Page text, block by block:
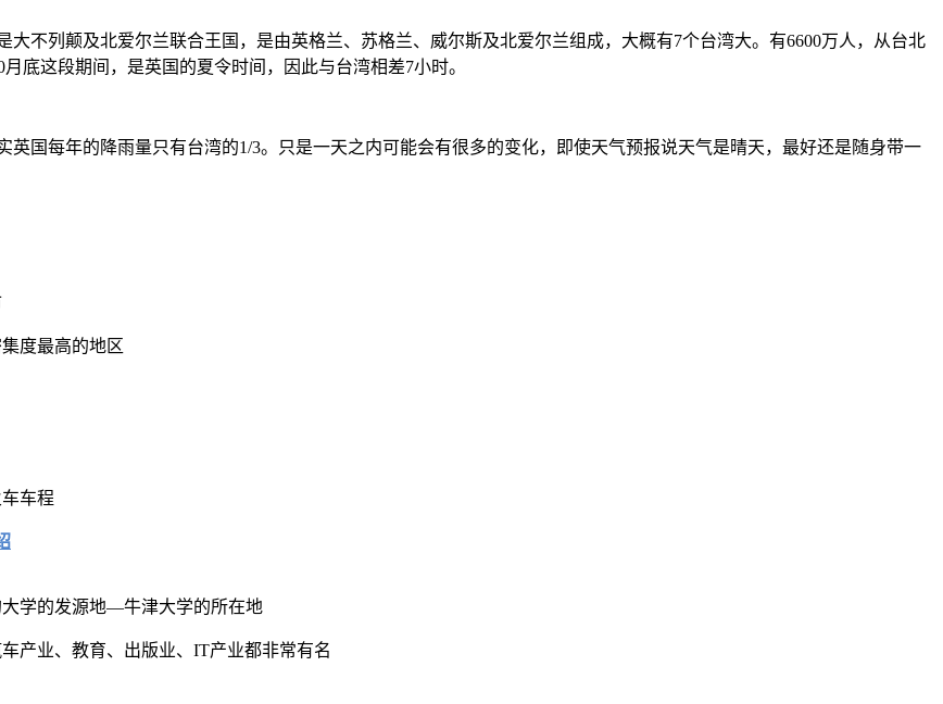
不列颠及北爱尔兰联合王国，是由英格兰、苏格兰、威尔斯及北爱尔兰组成，大概有7个台湾大。有6600万人，从台北
底这段期间，是英国的夏令时间，因此与台湾相差7小时。
国每年的降雨量只有台湾的1/3。只是一天之内可能会有很多的变化，即使天气预报说天气是晴天，最好还是随身带一
度最高的地区
车程
学的发源地—牛津大学的所在地
产业、教育、出版业、IT产业都非常有名